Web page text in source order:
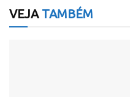
VEJATAMBÉM